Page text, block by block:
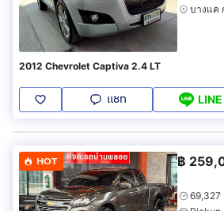
บางแค
2012 Chevrolet Captiva 2.4 LT
แชท LINE
HOT ฿
69,327